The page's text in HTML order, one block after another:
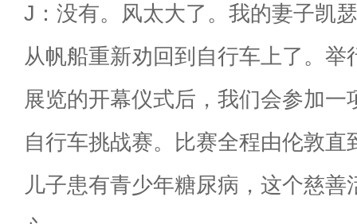
J：没有。风太大了。我的妻子凯
从帆船重新劝回到自行车上了。举
展览的开幕仪式后，我们会参加一
自行车挑战赛。比赛全程由伦敦直
儿子患有青少年糖尿病，这个慈善